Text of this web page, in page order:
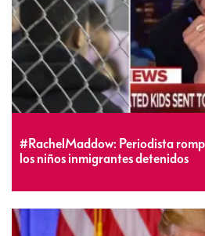
#RachelMaddow: Periodista
los niños inmigrantes detenidos